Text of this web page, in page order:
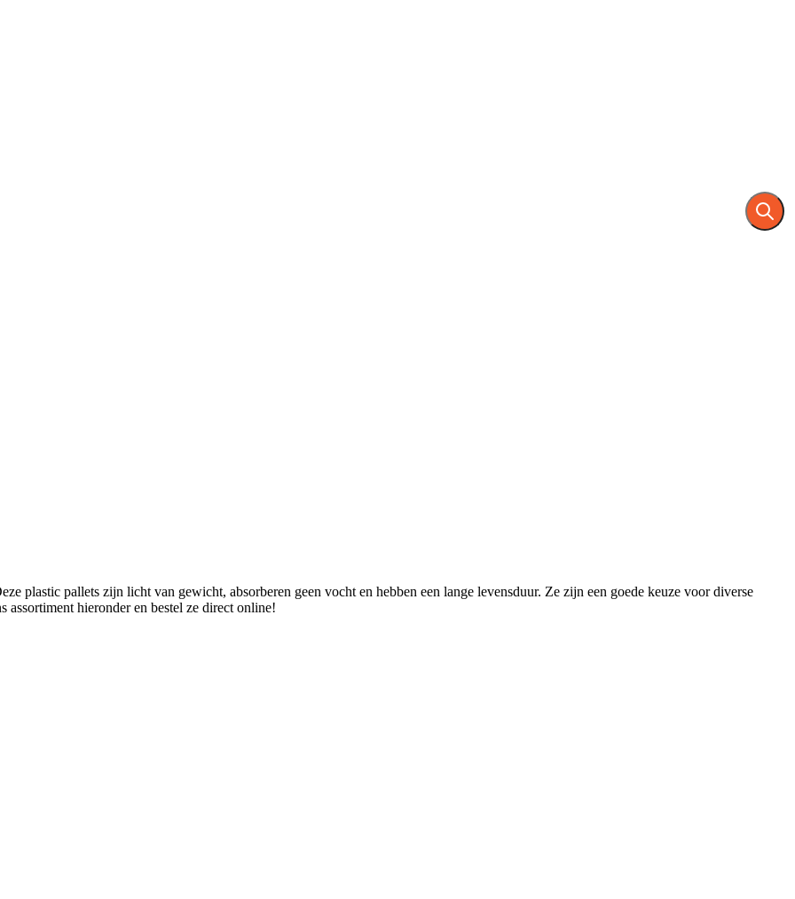
plastic pallets zijn licht van gewicht, absorberen geen vocht en hebben een lange levensduur. Ze zijn een goede keuze voor diverse
hieronder en bestel ze direct online!